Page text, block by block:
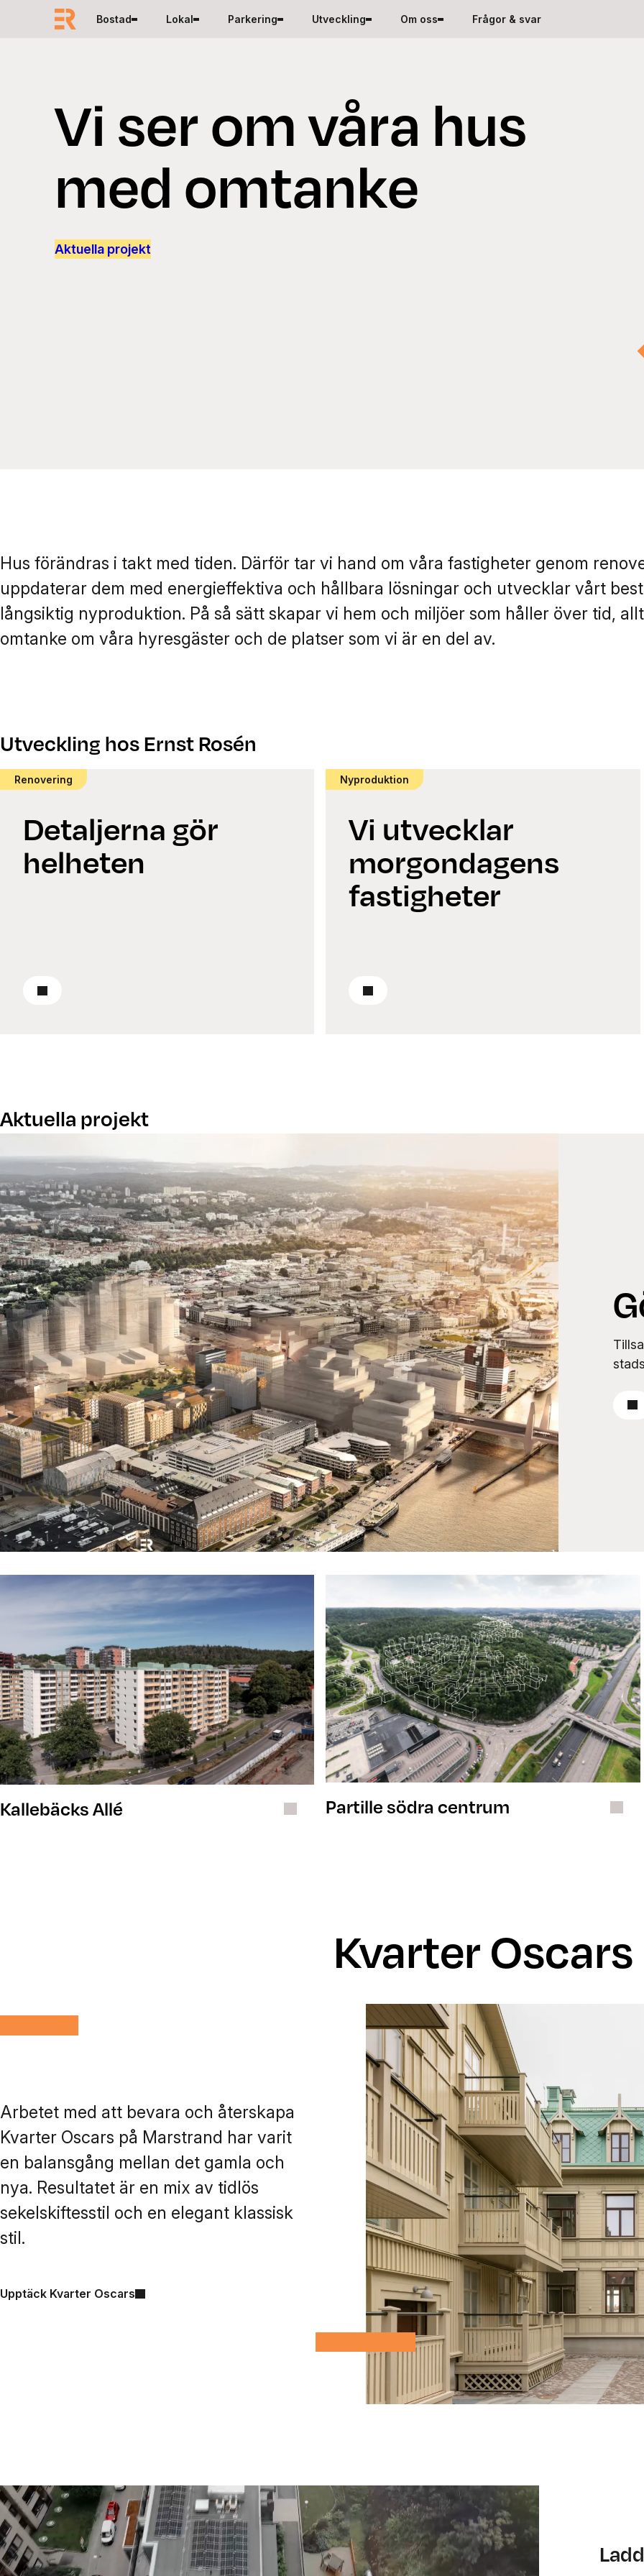
Hoppa till innehåll
Bostad Lokal Parkering Utveckling Om oss Frågor & svar
Vi ser om våra hus
med omtanke
Aktuella projekt
Hus förändras i takt med tiden. Därför tar vi hand om våra fastigheter genom
uppdaterar dem med energieffektiva och hållbara lösningar och utvecklar vårt
långsiktig nyproduktion. På så sätt skapar vi hem och miljöer som håller över tid,
omtanke om våra hyresgäster och de platser som vi är en del av.
Utveckling hos Ernst Rosén
Renovering
Detaljerna gör
helheten
Läs om renovering
Nyproduktion
Vi utvecklar
morgondagens
fastigheter
Läs om nyproduktion
Aktuella projekt
Kallebäcks Allé Partille södra centrum
Kvarter Oscars
Arbetet med att bevara och återskapa
Kvarter Oscars på Marstrand har varit
en balansgång mellan det gamla och
nya. Resultatet är en mix av tidlös
sekelskiftesstil och en elegant klassisk
stil.
Upptäck Kvarter Oscars